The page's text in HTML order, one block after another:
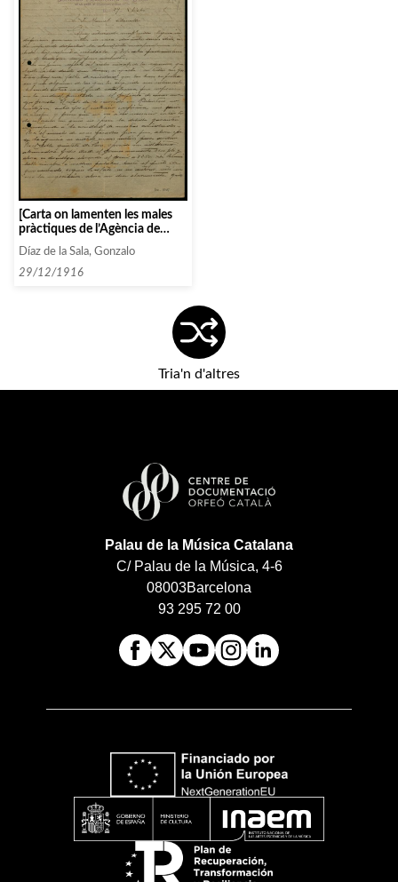
[Carta on lamenten les males
pràctiques de l’Agència de
Concerts Daniel]
Díaz de la Sala, Gonzalo
29/12/1916
Tria'n d'altres
Palau de la Música Catalana
C/ Palau de la Música, 4-6
08003Barcelona
93 295 72 00